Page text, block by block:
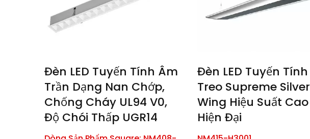
Đèn LED Tuyến Tính Âm
Trần Dạng Nan Chớp,
Chống Cháy UL94 V0,
Độ Chói Thấp UGR14
Đèn LED Tuyến Tính
Treo Supreme Silver
Wing Hiệu Suất Cao
Hiện Đại